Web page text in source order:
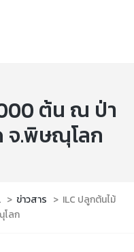
ต้น ณ ป่า
จ.พิษณุโลก
> ข่าวสาร > ILC ปลูกต้นไม้
โลก